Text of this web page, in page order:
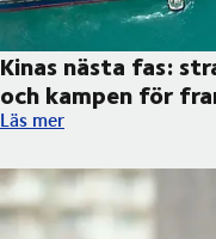
Kinas nästa fas:
och kampen för
Kinas nästa fas:
Läs mer